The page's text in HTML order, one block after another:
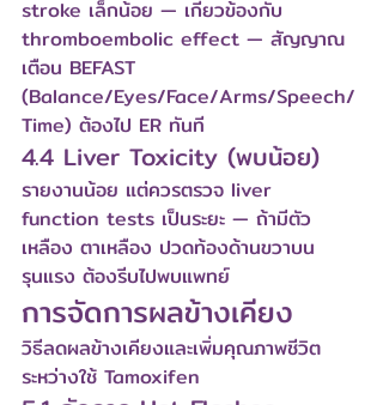
stroke เล็กน้อย — เกี่ยวข้องกับ
thromboembolic effect — สัญญาณ
เตือน BEFAST
(Balance/Eyes/Face/Arms/Speech/
Time) ต้องไป ER ทันที
4.4 Liver Toxicity (พบน้อย)
รายงานน้อย แต่ควรตรวจ liver
function tests เป็นระยะ — ถ้ามีตัว
เหลือง ตาเหลือง ปวดท้องด้านขวาบน
รุนแรง ต้องรีบไปพบแพทย์
การจัดการผลข้างเคียง
วิธีลดผลข้างเคียงและเพิ่มคุณภาพชีวิต
ระหว่างใช้ Tamoxifen